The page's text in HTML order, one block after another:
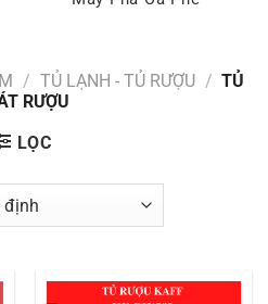
/ TỦ LẠNH - TỦ RƯỢU / TỦ
RƯỢU
LỌC